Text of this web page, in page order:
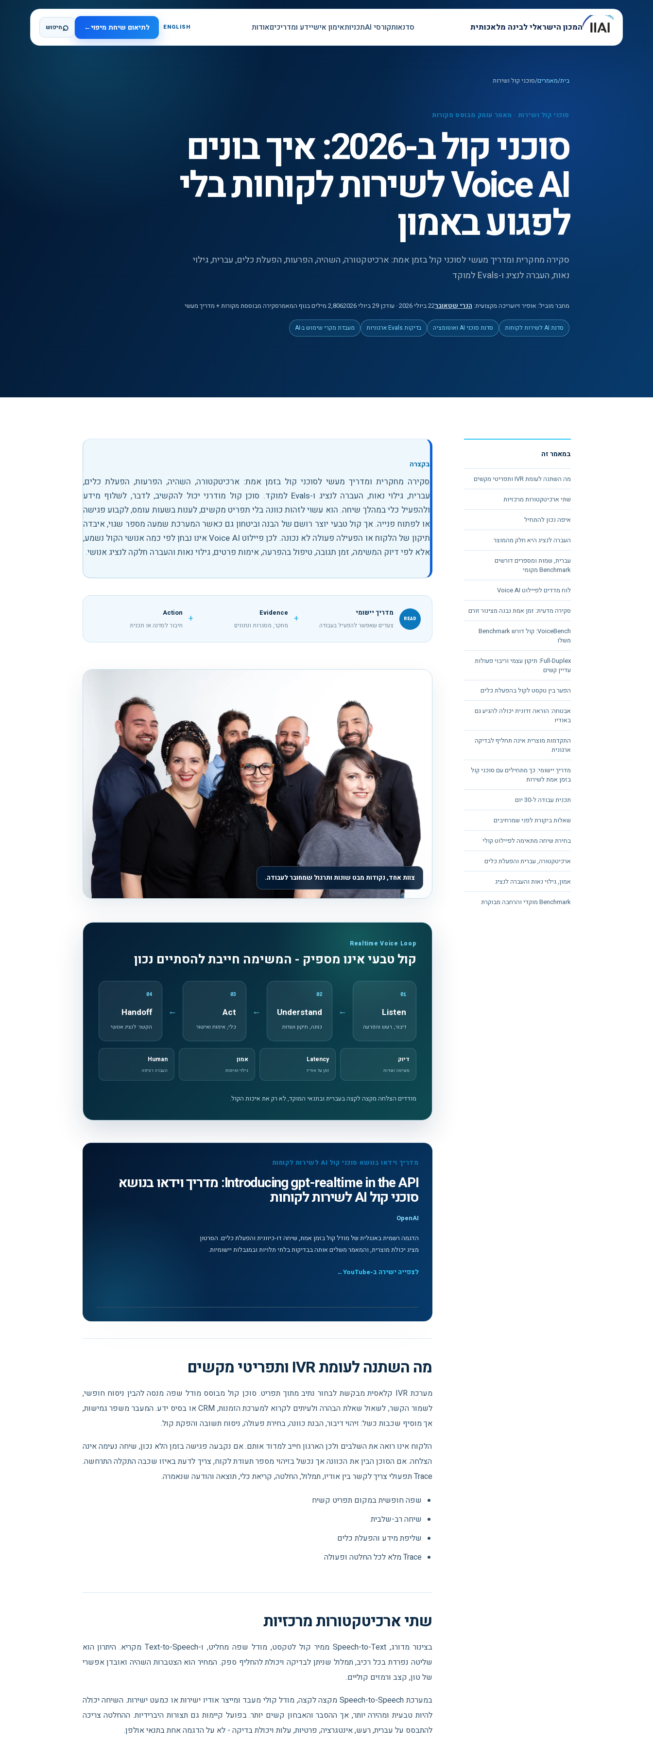
המכון הישראלי לבינה מלאכותית סדנאותקורסי AI תכניותאימון אישיידע ומדריכיםאודות ENGLISH לתיאום שיחת מיפוי←
⌕חיפוש
בית/מאמרים/סוכני קול ושירות
סוכני קול ושירות · מאמר עומק מבוסס מקורות
סוכני קול ב-2026: איך בונים
Voice AI לשירות לקוחות בלי
לפגוע באמון
סקירה מחקרית ומדריך מעשי לסוכני קול בזמן אמת: ארכיטקטורה, השהיה, הפרעות, הפעלת כלים, עברית, גילוי
נאות, העברה לנציג ו-Evals למוקד
מחבר מוביל: אופיר זיועריכה מקצועית: הנרי שטאובר22 ביולי 2026 · עודכן 29 ביולי 2026 2,806 מיליםבגוף המאמרסקירה מבוססת מקורות + מדריך מעשי
סדנת AI לשירות לקוחות סדנת סוכני AI ואוטומציה בדיקות Evals ארגוניות מעבדת מקרי שימוש ב-AI
במאמר זה
מה השתנה לעומת IVR ותפריטי מקשים
שתי ארכיטקטורות מרכזיות
איפה נכון להתחיל
העברה לנציג היא חלק מהמוצר
עברית, שמות ומספרים דורשים
Benchmark מקומי
לוח מדדים לפיילוט Voice AI
סקירה מדעית: זמן אמת נבנה מצינור זורם
VoiceBench: קול דורש Benchmark
משלו
Full-Duplex: תיקון עצמי וריבוי פעולות
עדיין קשים
הפער בין טקסט לקול בהפעלת כלים
אבטחה: הוראה זדונית יכולה להגיע גם
באודיו
התקדמות מוצרית אינה תחליף לבדיקה
ארגונית
מדריך יישומי: כך מתחילים עם סוכני קול
בזמן אמת לשירות
תכנית עבודה ל-30 יום
שאלות ביקורת לפני שמרחיבים
בחירת שיחה מתאימה לפיילוט קולי
ארכיטקטורה, עברית והפעלת כלים
אמון, גילוי נאות והעברה לנציג
Benchmark מוקדי והרחבה מבוקרת
בקצרה
סקירה מחקרית ומדריך מעשי לסוכני קול בזמן אמת: ארכיטקטורה, השהיה, הפרעות, הפעלת כלים,
עברית, גילוי נאות, העברה לנציג ו-Evals למוקד
. סוכן קול מודרני יכול להקשיב, לדבר, לשלוף מידע
ולהפעיל כלי במהלך שיחה. הוא עשוי לזהות כוונה בלי תפריט מקשים, לענות בשעות עומס, לקבוע פגישה
או לפתוח פנייה. אך קול טבעי יוצר רושם של הבנה וביטחון גם כאשר המערכת שמעה מספר שגוי, איבדה
תיקון של הלקוח או הפעילה פעולה לא נכונה. לכן פיילוט Voice AI אינו נבחן לפי כמה אנושי הקול נשמע,
אלא לפי דיוק המשימה, זמן תגובה, טיפול בהפרעה, אימות פרטים, גילוי נאות והעברה חלקה לנציג אנושי.
READ
מדריך יישומי
צעדים שאפשר להפעיל בעבודה +
Evidence
מחקר, מסגרות ונתונים +
Action
חיבור לסדנה או תכנית
צוות אחד, נקודות מבט שונות ותרגול שמחובר לעבודה.
Realtime Voice Loop
קול טבעי אינו מספיק - המשימה חייבת להסתיים נכון
01
Listen
דיבור, רעש והפרעה
←
02
Understand
כוונה, תיקון ושדות
←
03
Act
כלי, אימות ואישור
←
04
Handoff
הקשר לנציג אנושי
דיוק
משימה ושדות
Latency
זמן עד אודיו
אמון
גילוי ואימות
Human
העברה רציפה
מודדים הצלחה מקצה לקצה בעברית ובתנאי המוקד, לא רק את איכות הקול.
מדריך וידאו בנושא סוכני קול AI לשירות לקוחות
Introducing gpt-realtime in the API: מדריך וידאו בנושא
סוכני קול AI לשירות לקוחות
OpenAI
הדגמה רשמית באנגלית של מודל קול בזמן אמת, שיחה דו-כיוונית והפעלת כלים. הסרטון
מציג יכולת מוצרית, והמאמר משלים אותה בבדיקות בלתי תלויות ובמגבלות יישומיות.
לצפייה ישירה ב-YouTube ←
Introducing gpt-realtime in the API: מדריך וידאו בנושא סוכני קול AI לשירות לקוחות - OpenAI ▶
מה השתנה לעומת IVR ותפריטי מקשים
מערכת IVR קלאסית מבקשת לבחור נתיב מתוך תפריט. סוכן קול מבוסס מודל שפה מנסה להבין ניסוח חופשי,
לשמור הקשר, לשאול שאלת הבהרה ולעיתים לקרוא למערכת הזמנות, CRM או בסיס ידע. המעבר משפר גמישות,
אך מוסיף שכבות כשל: זיהוי דיבור, הבנת כוונה, בחירת פעולה, ניסוח תשובה והפקת קול.
הלקוח אינו רואה את השלבים ולכן הארגון חייב למדוד אותם. אם נקבעה פגישה בזמן הלא נכון, שיחה נעימה אינה
הצלחה. אם הסוכן הבין את הכוונה אך נכשל בזיהוי מספר תעודת לקוח, צריך לדעת באיזו שכבה התקלה התרחשה.
Trace תפעולי צריך לקשר בין אודיו, תמלול, החלטה, קריאת כלי, תוצאה והודעה שנאמרה.
שפה חופשית במקום תפריט קשיח
שיחה רב-שלבית
שליפת מידע והפעלת כלים
Trace מלא לכל החלטה ופעולה
שתי ארכיטקטורות מרכזיות
בצינור מדורג, Speech-to-Text ממיר קול לטקסט, מודל שפה מחליט, ו-Text-to-Speech מקריא. היתרון הוא
שליטה נפרדת בכל רכיב, תמלול שניתן לבדיקה ויכולת להחליף ספק. המחיר הוא הצטברות השהיה ואובדן אפשרי
של טון, קצב ורמזים קוליים.
במערכת Speech-to-Speech מקצה לקצה, מודל קולי מעבד ומייצר אודיו ישירות או כמעט ישירות. השיחה יכולה
להיות טבעית ומהירה יותר, אך ההסבר והאבחון קשים יותר. בפועל קיימות גם תצורות היברידיות. ההחלטה צריכה
להתבסס על עברית, רעש, אינטגרציה, פרטיות, עלות ויכולת בדיקה - לא על הדגמה אחת בתנאי אולפן.